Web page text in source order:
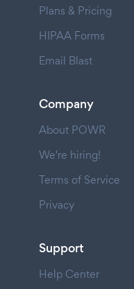
Plans & Pricing
HIPAA Forms
Email Blast
Company
About POWR
We're hiring!
Terms of Service
Privacy
Support
Help Center